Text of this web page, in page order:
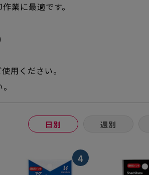
業に最適です。
用ください。
日別 週別
4